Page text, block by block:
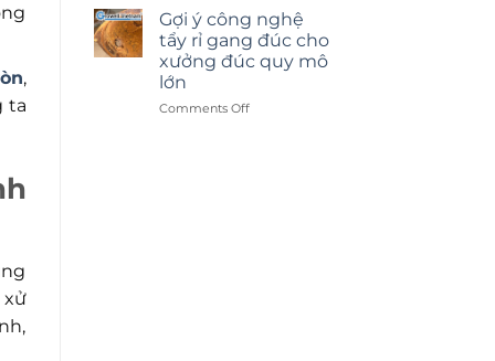
,
ta
xử
cát
kính
hay
dán
Lựa
Gợi ý công nghệ
tẩy rỉ gang đúc cho
xưởng đúc quy mô
lớn
Comments Offon